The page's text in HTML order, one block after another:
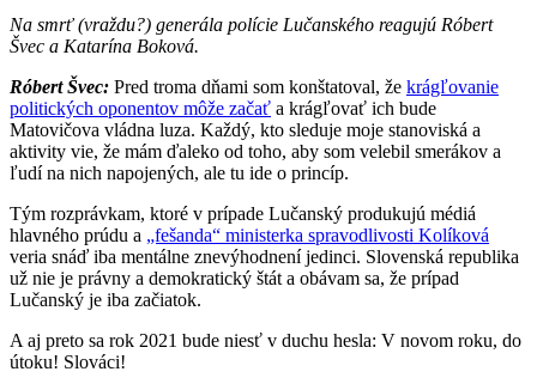
Na smrť (vraždu?) generála polície Lučanského reagujú Róbert
Švec a Katarína Boková.
Róbert Švec: Pred troma dňami som konštatoval, že krágľovanie
politických oponentov môže začať a krágľovať ich bude
Matovičova vládna luza. Každý, kto sleduje moje stanoviská a
aktivity vie, že mám ďaleko od toho, aby som velebil smerákov a
ľudí na nich napojených, ale tu ide o princíp.
Tým rozprávkam, ktoré v prípade Lučanský produkujú médiá
hlavného prúdu a „fešanda“ ministerka spravodlivosti Kolíková
veria snáď iba mentálne znevýhodnení jedinci. Slovenská republika
už nie je právny a demokratický štát a obávam sa, že prípad
Lučanský je iba začiatok.
A aj preto sa rok 2021 bude niesť v duchu hesla: V novom roku, do
útoku! Slováci!